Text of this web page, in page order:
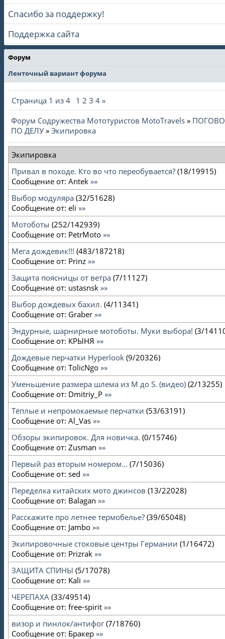
Спасибо за поддержку!
Поддержка сайта
Форум
Ленточный вариант форума
Страница 1 из 4 1 2 3 4 »
Форум Содружества Мототуристов MotoTravels »
ПО ДЕЛУ » Экипировка
Экипировка
Привал в походе. Кто во что переобувается? (18/19915)
Сообщение от: Antek »»
Выбор модуляра (32/51628)
Сообщение от: eli »»
Мотоботы (252/142939)
Сообщение от: PetrMoto »»
Мега дождевик!!! (483/187218)
Сообщение от: Prinz »»
Защита поясницы от ветра (7/11127)
Сообщение от: ustasnsk »»
Выбор дождевых бахил. (4/11341)
Сообщение от: Graber »»
Эндурные, шарнирные мотоботы. Муки выбора! (3/
Сообщение от: КРЫНЯ »»
Дождевые перчатки Hyperlook (9/20326)
Сообщение от: TolicNgo »»
Уменьшение размера шлема из M до S. (видео) (2/13255)
Сообщение от: Dmitriy_P »»
Тёплые и непромокаемые перчатки (53/63191)
Сообщение от: Al_Vas »»
Обзоры экипировок. Для новичка. (0/15746)
Сообщение от: Zusman »»
Первый раз вторым номером... (7/15036)
Сообщение от: sed »»
Переделка китайских мото джинсов (13/22028)
Сообщение от: Balagan »»
Расскажите про летнее термобелье? (39/65048)
Сообщение от: Jambo »»
Экипировочные стоковые центры Германии (1/16472)
Сообщение от: Prizrak »»
ЗАЩИТА СПИНЫ (5/17078)
Сообщение от: Kali »»
ЧЕРЕПАХА (33/49514)
Сообщение от: free-spirit »»
визор и пинлок/антифог (7/18760)
Сообщение от: Бракер »»